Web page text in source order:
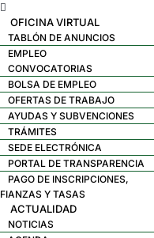
Menú
OFICINA VIRTUAL
TABLÓN DE ANUNCIOS
EMPLEO
CONVOCATORIAS
BOLSA DE EMPLEO
OFERTAS DE TRABAJO
AYUDAS Y SUBVENCIONES
TRÁMITES
SEDE ELECTRÓNICA
PORTAL DE TRANSPARENCIA
PAGO DE INSCRIPCIONES,
FIANZAS Y TASAS
ACTUALIDAD
NOTICIAS